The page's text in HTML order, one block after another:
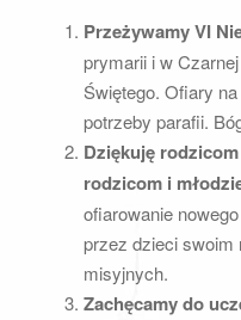
Przeżywamy VI
prymarii i w
Świętego. Ofiary
potrzeby parafii.
Dziękuję
rodzicom i
ofiarowanie
przez dzieci swoim
misyjnych.
Zachęcamy do